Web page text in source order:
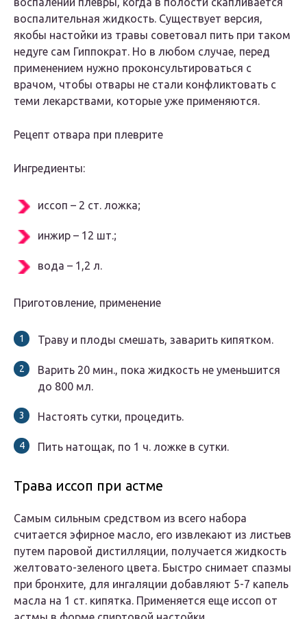
воспалительная жидкость. Существует версия,
якобы настойки из травы советовал пить при таком
недуге сам Гиппократ. Но в любом случае, перед
применением нужно проконсультироваться с
врачом, чтобы отвары не стали конфликтовать с
теми лекарствами, которые уже применяются.
Рецепт отвара при плеврите
Ингредиенты:
иссоп – 2 ст. ложка;
инжир – 12 шт.;
вода – 1,2 л.
Приготовление, применение
Траву и плоды смешать, заварить кипятком.
Варить 20 мин., пока жидкость не уменьшится
до 800 мл.
Настоять сутки, процедить.
Пить натощак, по 1 ч. ложке в сутки.
Трава иссоп при астме
Самым сильным средством из всего набора
считается эфирное масло, его извлекают из листьев
путем паровой дистилляции, получается жидкость
желтовато-зеленого цвета. Быстро снимает спазмы
при бронхите, для ингаляции добавляют 5-7 капель
масла на 1 ст. кипятка. Применяется еще иссоп от